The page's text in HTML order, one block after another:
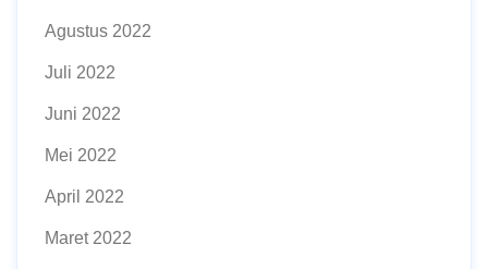
Agustus 2022
Juli 2022
Juni 2022
Mei 2022
April 2022
Maret 2022